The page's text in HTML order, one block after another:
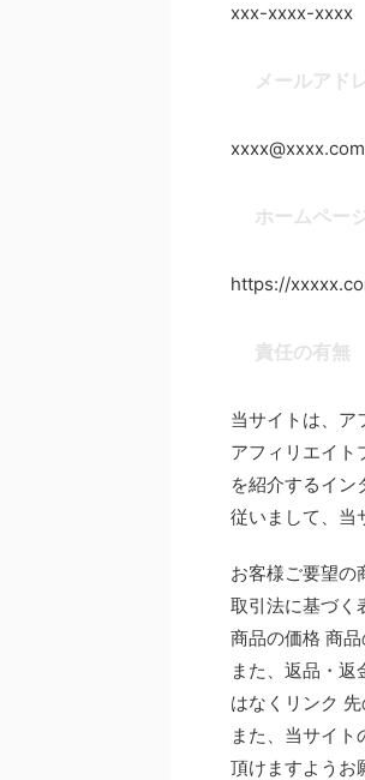
xxx-xxxx-xxxx
メールアド
xxxx@xxxx.com
ホームペー
https://
責任の有無
当サイトは、ア
アフィリエイト
を紹介するイン
従いまして、当
お客様ご要望の
取引法に基づく
商品の価格 商
また、返品・
はなくリンク
また、当サイ
頂けますようお